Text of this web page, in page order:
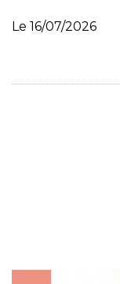
Le 16/07/2026